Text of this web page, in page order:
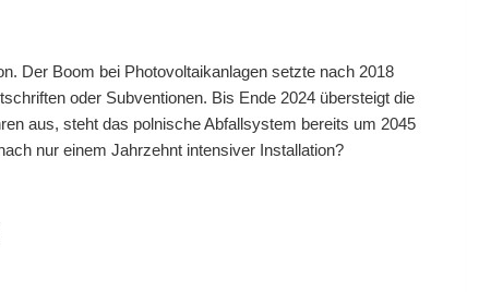
Der Boom bei Photovoltaikanlagen setzte nach 2018
oder Subventionen. Bis Ende 2024 übersteigt die
aus, steht das polnische Abfallsystem bereits um 2045
nur einem Jahrzehnt intensiver Installation?